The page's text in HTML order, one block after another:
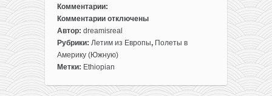
Комментарии:
Комментарии
к
записи
Летим
из
в
отключены
Автор: dreamisreal
Рубрики: Летим из Европы, Полеты в
Америку (Южную)
Метки: Ethiopian